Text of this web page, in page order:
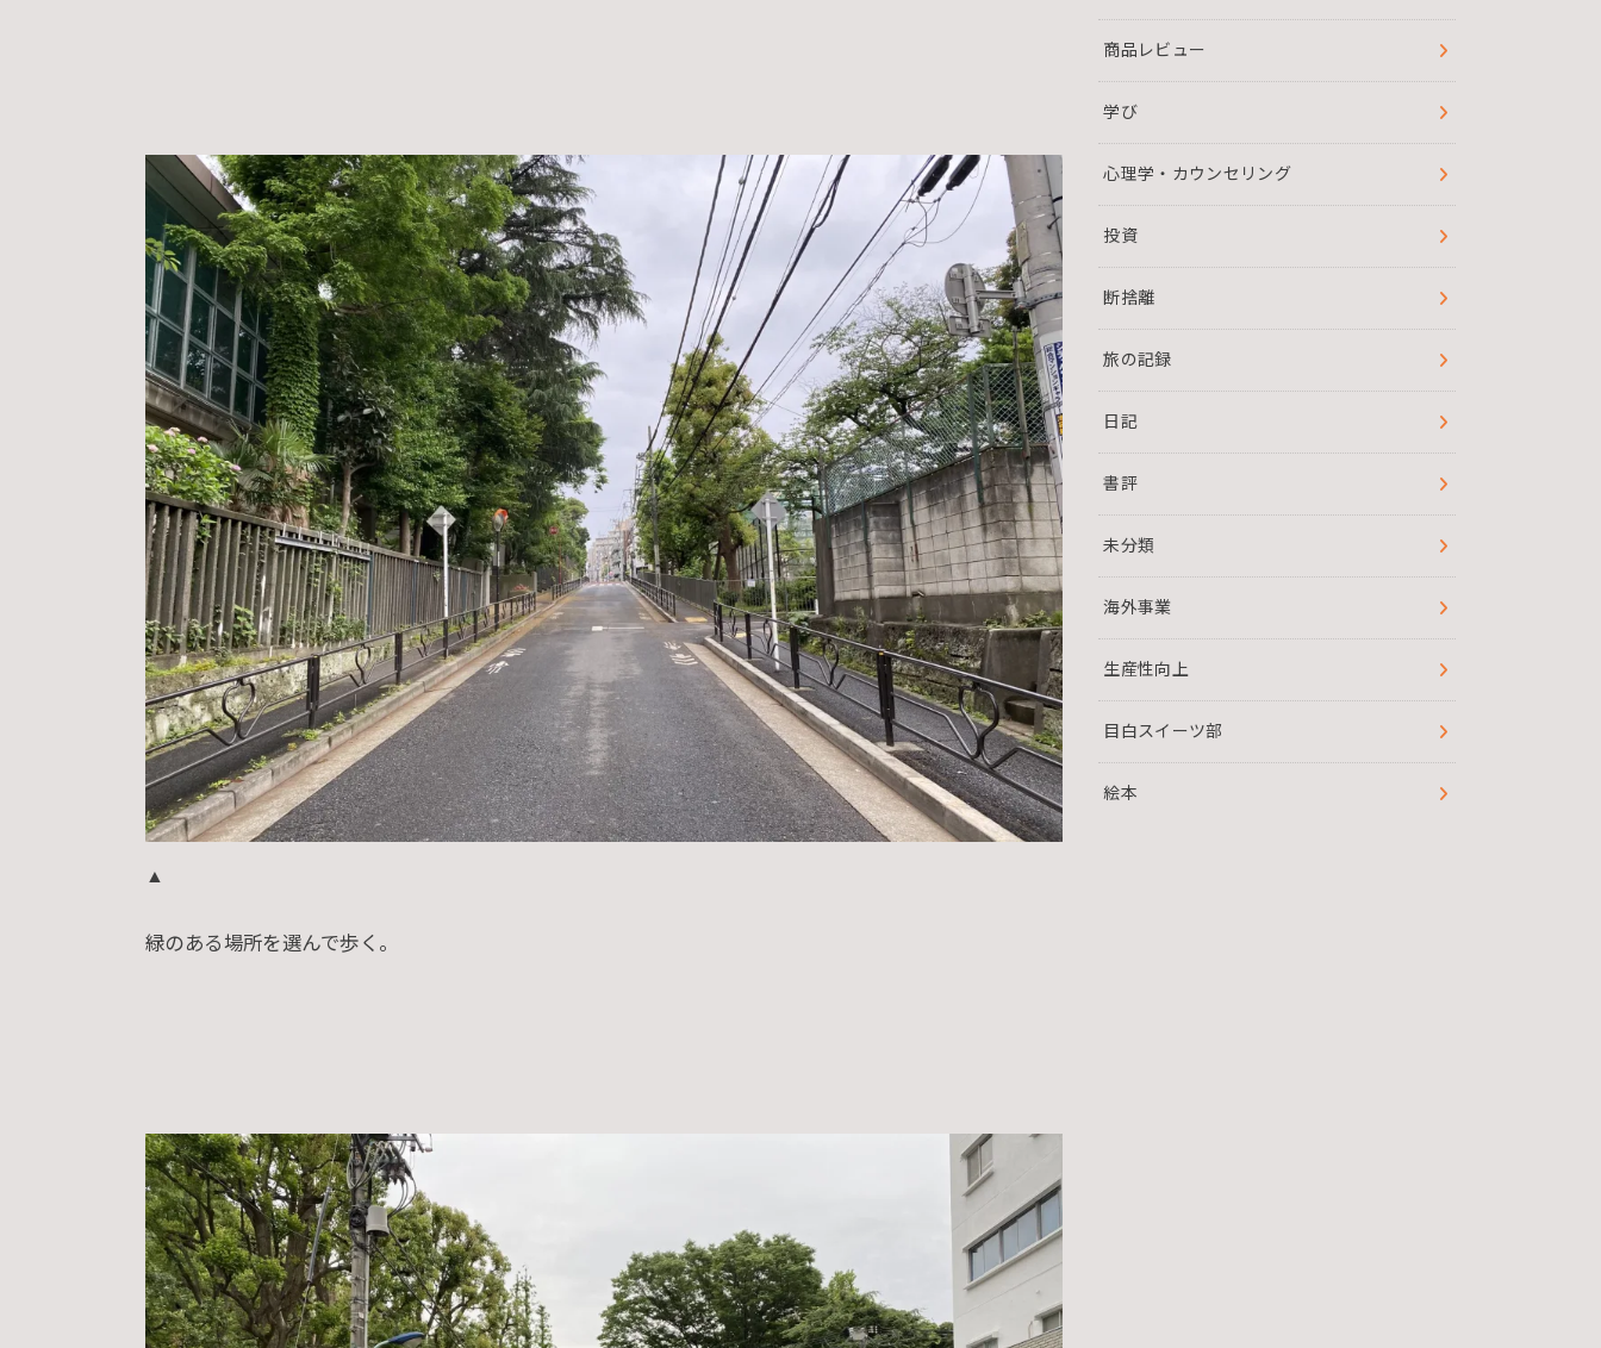
▲
緑のある場所を選んで歩く。
商品レビュー
学び
心理学・カウンセリング
投資
断捨離
旅の記録
日記
書評
未分類
海外事業
生産性向上
目白スイーツ部
絵本